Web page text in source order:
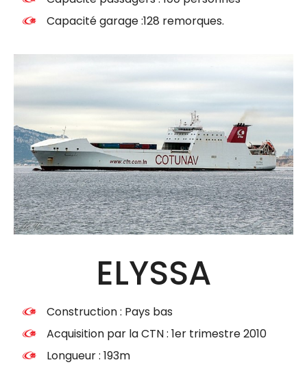
Capacité garage :128 remorques.
ELYSSA
Construction : Pays bas
Acquisition par la CTN : 1er trimestre 2010
Longueur : 193m